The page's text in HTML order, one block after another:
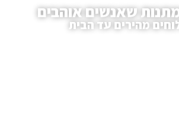
שאנשים אוהבים
מהירים עד הבית